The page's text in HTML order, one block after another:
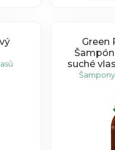
Green
suché